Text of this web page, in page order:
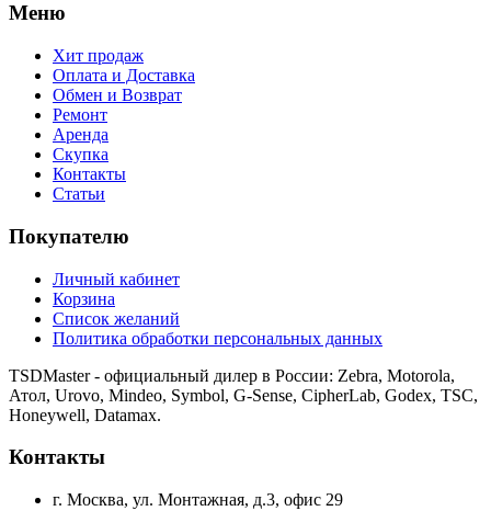
Меню
Хит продаж
Оплата и Доставка
Обмен и Возврат
Ремонт
Аренда
Скупка
Контакты
Статьи
Покупателю
Личный кабинет
Корзина
Список желаний
Политика обработки персональных данных
TSDMaster - официальный дилер в России: Zebra, Motorola,
Атол, Urovo, Mindeo, Symbol, G-Sense, CipherLab, Godex, TSC,
Honeywell, Datamax.
Контакты
г. Москва, ул. Монтажная, д.3, офис 29